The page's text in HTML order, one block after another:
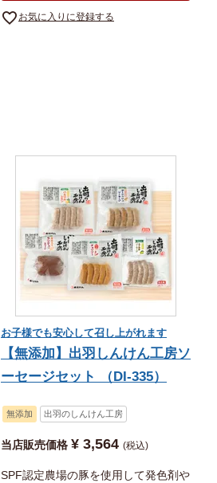
お気に入りに登録する
お子様でも安心して召し上がれます
【無添加】出羽しんけん工房ソ
ーセージセット （DI-335）
無添加 出羽のしんけん工房
当店販売価格 ¥ 3,564 税込
SPF認定農場の豚を使用して発色剤や